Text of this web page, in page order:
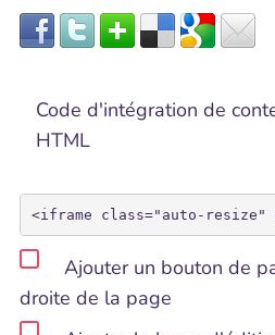
Code d'intégration de
HTML
Ajouter un bouton de
droite de la page